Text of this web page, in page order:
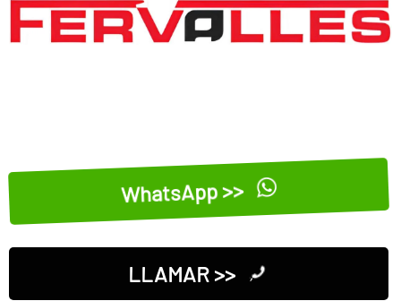
WhatsApp >>
LLAMAR >>